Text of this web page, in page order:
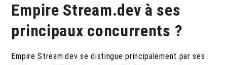
Empire Stream.dev à ses
principaux concurrents ?
Empire Stream.dev se distingue principalement par ses